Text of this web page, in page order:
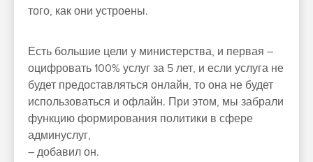
того, как они устроены.
Есть большие цели у министерства, и первая –
оцифровать 100% услуг за 5 лет, и если услуга не
будет предоставляться онлайн, то она не будет
использоваться и офлайн. При этом, мы забрали
функцию формирования политики в сфере
админуслуг,
– добавил он.